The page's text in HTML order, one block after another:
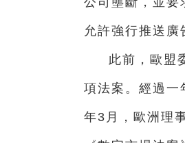
允許強行推送廣
此前，歐盟
項法案。經過
年3月，歐洲理